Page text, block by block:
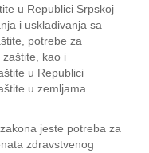
u Republici Srpskoj
i usklađivanja sa
potrebe za
kao i
u Republici
u zemljama
jeste potreba za
zdravstvenog